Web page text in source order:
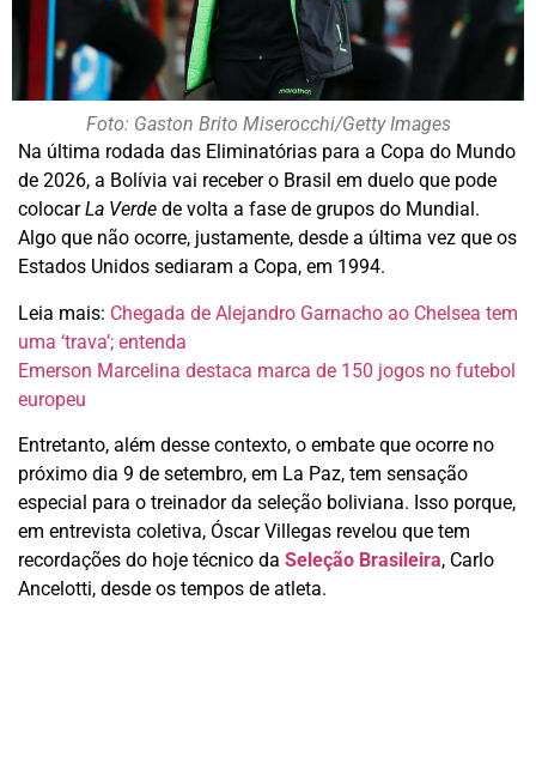
Foto: Gaston Brito Miserocchi/Getty Images
Na última rodada das Eliminatórias para a Copa do Mundo
de 2026, a Bolívia vai receber o Brasil em duelo que pode
colocarLa Verde de volta a fase de grupos do Mundial.
Algo que não ocorre, justamente, desde a última vez que os
Estados Unidos sediaram a Copa, em 1994.
Leia mais: Chegada de Alejandro Garnacho ao Chelsea tem
uma ‘trava’; entenda
Emerson Marcelina destaca marca de 150 jogos no futebol
europeu
Entretanto, além desse contexto, o embate que ocorre no
próximo dia 9 de setembro, em La Paz, tem sensação
especial para o treinador da seleção boliviana. Isso porque,
em entrevista coletiva, Óscar Villegas revelou que tem
recordações do hoje técnico da Seleção Brasileira, Carlo
Ancelotti, desde os tempos de atleta.